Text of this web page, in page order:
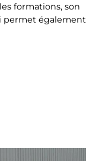
formations, son
permet également